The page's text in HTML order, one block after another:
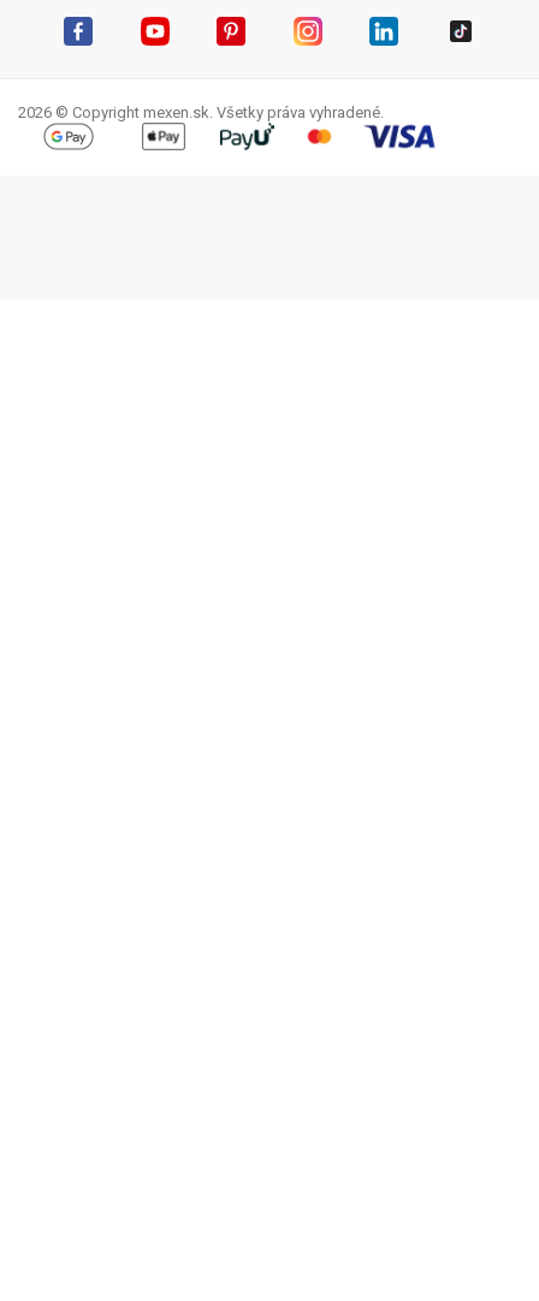
2026 © Copyright mexen.sk. Všetky práva vyhradené.